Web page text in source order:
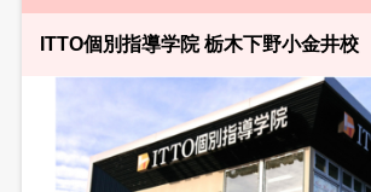
ITTO個別指導学院 栃木下野小金井校